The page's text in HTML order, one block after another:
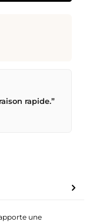
à Kriens,
Suisse.
rapide.”
une